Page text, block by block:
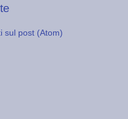
sul post (Atom)